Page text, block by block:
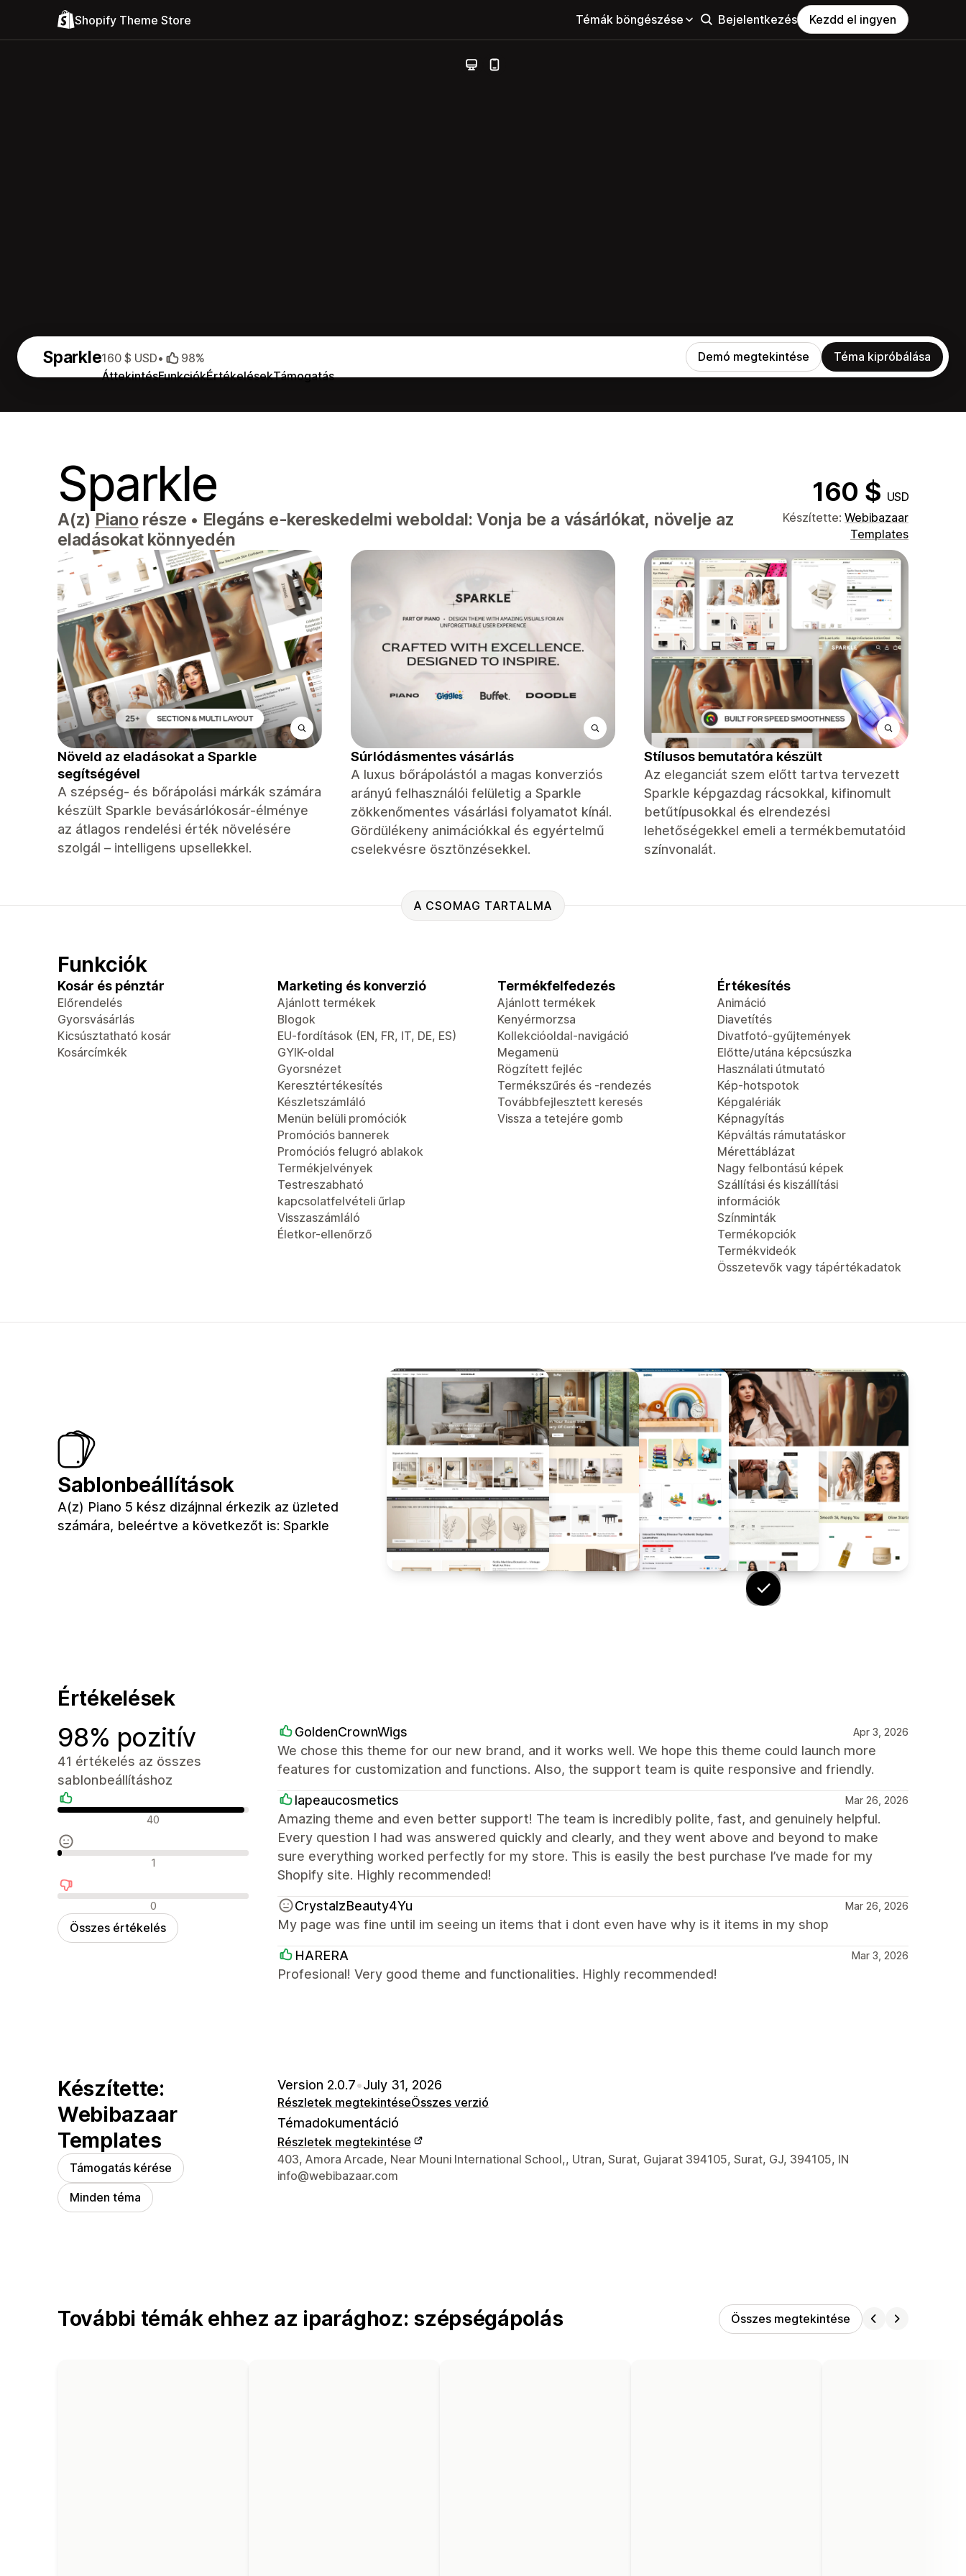
Shopify Theme Store Témák böngészése Bejelentkezés Kezdd el ingyen
Sparkle
ÁttekintésFunkciókÉrtékelésekTámogatás
160 $ USD• 98% Demó megtekintése Téma kipróbálása
Sparkle 160 $ USD
A(z) Pianorésze • Elegáns e-kereskedelmi weboldal: Vonja be a vásárlókat, növelje az
eladásokat könnyedén
Készítette: Webibazaar
Templates
Növeld az eladásokat a Sparkle
segítségével
A szépség- és bőrápolási márkák számára
készült Sparkle bevásárlókosár-élménye
az átlagos rendelési érték növelésére
szolgál – intelligens upsellekkel.
Súrlódásmentes vásárlás
A luxus bőrápolástól a magas konverziós
arányú felhasználói felületig a Sparkle
zökkenőmentes vásárlási folyamatot kínál.
Gördülékeny animációkkal és egyértelmű
cselekvésre ösztönzésekkel.
Stílusos bemutatóra készült
Az eleganciát szem előtt tartva tervezett
Sparkle képgazdag rácsokkal, kifinomult
betűtípusokkal és elrendezési
lehetőségekkel emeli a termékbemutatóid
színvonalát.
A CSOMAG TARTALMA
Funkciók
Kosár és pénztár
Előrendelés
Gyorsvásárlás
Kicsúsztatható kosár
Kosárcímkék
Marketing és konverzió
Ajánlott termékek
Blogok
EU-fordítások (EN, FR, IT, DE, ES)
GYIK-oldal
Gyorsnézet
Keresztértékesítés
Készletszámláló
Menün belüli promóciók
Promóciós bannerek
Promóciós felugró ablakok
Termékjelvények
Testreszabható
kapcsolatfelvételi űrlap
Visszaszámláló
Életkor-ellenőrző
Termékfelfedezés
Ajánlott termékek
Kenyérmorzsa
Kollekcióoldal-navigáció
Megamenü
Rögzített fejléc
Termékszűrés és -rendezés
Továbbfejlesztett keresés
Vissza a tetejére gomb
Értékesítés
Animáció
Diavetítés
Divatfotó-gyűjtemények
Előtte/utána képcsúszka
Használati útmutató
Kép-hotspotok
Képgalériák
Képnagyítás
Képváltás rámutatáskor
Mérettáblázat
Nagy felbontású képek
Szállítási és kiszállítási
információk
Színminták
Termékopciók
Termékvideók
Összetevők vagy tápértékadatok
Sablonbeállítások
A(z) Piano 5 kész dizájnnal érkezik az üzleted
számára, beleértve a következőt is: Sparkle
Értékelések
98% pozitív
41 értékelés az összes
sablonbeállításhoz
Pozitív értékelések
40
Semleges értékelések
1
Negatív értékelések
0
Összes értékelés
GoldenCrownWigs Apr 3, 2026
We chose this theme for our new brand, and it works well. We hope this theme could launch more
features for customization and functions. Also, the support team is quite responsive and friendly.
lapeaucosmetics Mar 26, 2026
Amazing theme and even better support! The team is incredibly polite, fast, and genuinely helpful.
Every question I had was answered quickly and clearly, and they went above and beyond to make
sure everything worked perfectly for my store. This is easily the best purchase I’ve made for my
Shopify site. Highly recommended!
CrystalzBeauty4Yu Mar 26, 2026
My page was fine until im seeing un items that i dont even have why is it items in my shop
HARERA Mar 3, 2026
Profesional! Very good theme and functionalities. Highly recommended!
Készítette:
Webibazaar
Templates
Támogatás kérése
Minden téma
Version 2.0.7•July 31, 2026
Részletek megtekintéseÖsszes verzió
Témadokumentáció
Részletek megtekintése
Dizájner kapcsolattartási adatai
403, Amora Arcade, Near Mouni International School,, Utran, Surat, Gujarat 394105, Surat, GJ, 394105, IN
info@webibazaar.com
További témák ehhez az iparághoz: szépségápolás Összes megtekintése